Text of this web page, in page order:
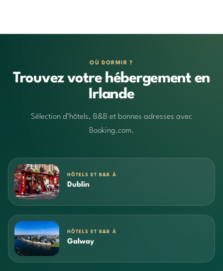
OÙ DORMIR ?
Trouvez votre hébergement en
Irlande
Sélection d’hôtels, B&B et bonnes adresses avec
Booking.com.
HÔTELS ET B&B À
Dublin
HÔTELS ET B&B À
Galway